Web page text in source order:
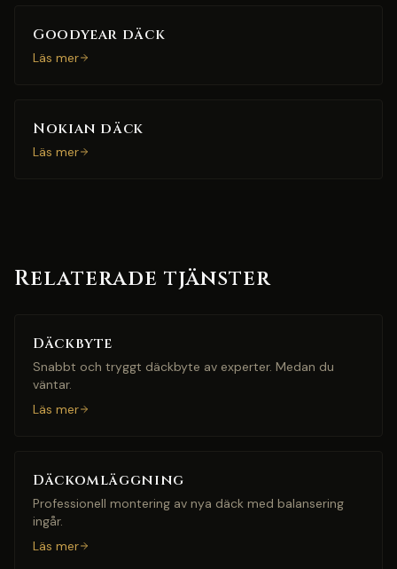
Goodyear däck
Läs mer
Nokian däck
Läs mer
Relaterade tjänster
Däckbyte
Snabbt och tryggt däckbyte av experter. Medan du
väntar.
Läs mer
Däckomläggning
Professionell montering av nya däck med balansering
ingår.
Läs mer